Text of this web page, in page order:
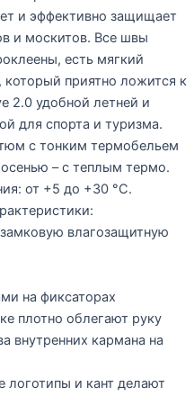
и эффективно защищает
и москитов. Все швы
есть мягкий
приятно ложится к
2.0 удобной летней и
для спорта и туризма.
с тонким термобельем
– с теплым термо.
от +5 до +30 °С.
влагозащитную
на фиксаторах
плотно облегают руку
внутренних кармана на
и кант делают